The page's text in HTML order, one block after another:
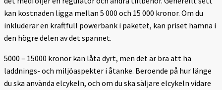
kan kostnaden ligga mellan 5 000 och 15 000 kronor. Om du
inkluderar en kraftfull powerbank i paketet, kan priset hamna i
den högre delen av det spannet.
5000 – 15000 kronor kan låta dyrt, men det är bra att ha
laddnings- och miljöaspekter i åtanke. Beroende på hur länge
du ska använda elcykeln, och om du ska säljare elcykeln vidare